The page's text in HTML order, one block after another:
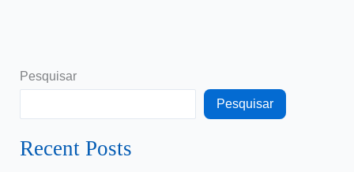
Pesquisar
Pesquisar
Recent Posts